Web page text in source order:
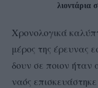
λιοντάρια
Χρονολογικά
μέρος της έρευνας
δουν σε ποιον
ναός